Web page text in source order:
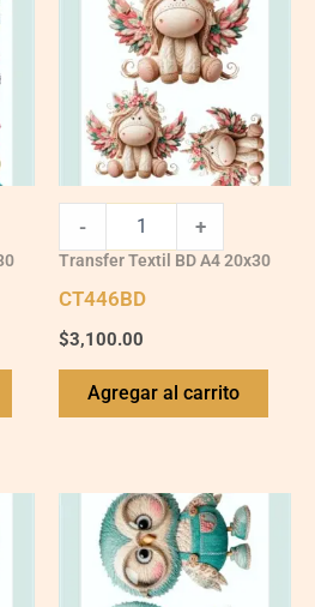
- +
Transfer Textil BD A4 20x30
CT446BD
$3,100.00
Agregar al carrito
CT448BD
quantity